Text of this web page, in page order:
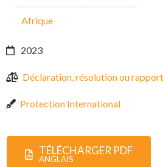
Afrique
2023
Déclaration, résolution ou
Protection International
TÉLÉCHARGER PDF
ANGLAIS